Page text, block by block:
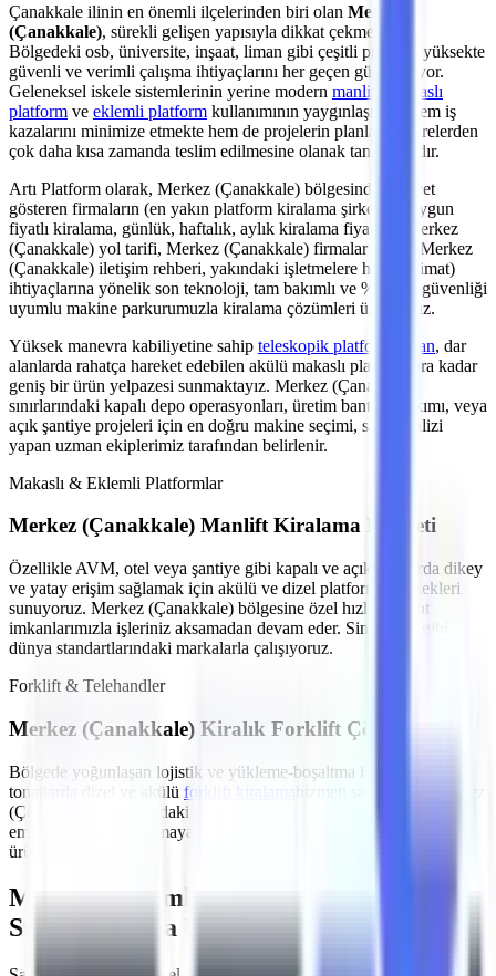
Çanakkale ilinin en önemli ilçelerinden biri olan Merkez
(Çanakkale), sürekli gelişen yapısıyla dikkat çekmektedir.
Bölgedeki osb, üniversite, inşaat, liman gibi çeşitli projeler, yüksekte
güvenli ve verimli çalışma ihtiyaçlarını her geçen gün artırıyor.
Geleneksel iskele sistemlerinin yerine modern manlift
makaslı
platform ve eklemli platform kullanımının yaygınlaşması, hem iş
kazalarını minimize etmekte hem de projelerin planlanan sürelerden
çok daha kısa zamanda teslim edilmesine olanak tanımaktadır.
Artı Platform olarak, Merkez (Çanakkale) bölgesinde faaliyet
gösteren firmaların (en yakın platform kiralama şirketleri, uygun
fiyatlı kiralama, günlük, haftalık, aylık kiralama fiyatları, Merkez
(Çanakkale) yol tarifi, Merkez (Çanakkale) firmalar listesi, Merkez
(Çanakkale) iletişim rehberi, yakındaki işletmelere hızlı teslimat)
ihtiyaçlarına yönelik son teknoloji, tam bakımlı ve %100 iş güvenliği
uyumlu makine parkurumuzla kiralama çözümleri üretiyoruz.
Yüksek manevra kabiliyetine sahip teleskopik platformlardan, dar
alanlarda rahatça hareket edebilen akülü makaslı platformlara kadar
geniş bir ürün yelpazesi sunmaktayız. Merkez (Çanakkale)
sınırlarındaki kapalı depo operasyonları, üretim bantları bakımı, veya
açık şantiye projeleri için en doğru makine seçimi, saha analizi
yapan uzman ekiplerimiz tarafından belirlenir.
Makaslı & Eklemli Platformlar
Merkez (Çanakkale) Manlift Kiralama Hizmeti
Özellikle AVM, otel veya şantiye gibi kapalı ve açık alanlarda dikey
ve yatay erişim sağlamak için akülü ve dizel platform seçenekleri
sunuyoruz. Merkez (Çanakkale) bölgesine özel hızlı teslimat
imkanlarımızla işleriniz aksamadan devam eder. Sinoboom gibi
dünya standartlarındaki markalarla çalışıyoruz.
Forklift & Telehandler
Merkez (Çanakkale) Kiralık Forklift Çözümleri
Bölgede yoğunlaşan lojistik ve yükleme-boşaltma işleri
tonajlarda dizel ve akülü forklift kiralama
(Çanakkale)
sınırlarındaki depolama tesisleri için sessiz çalışan ve
emisyon salınımı yapmayan akülü modeller en çok tercih edilen
ürünlerimizdir.
MMO Denetimli ve İş Güvenliği
Standartlarına Uygun Filo